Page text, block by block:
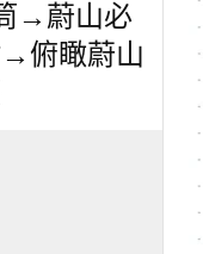
→蔚山必
俯瞰蔚山